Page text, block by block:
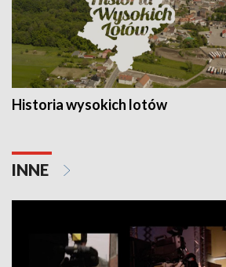
Historia wysokich lotów
INNE